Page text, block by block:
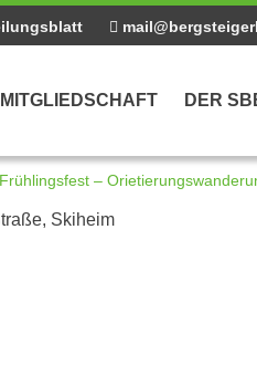
MITGLIEDSCHAFT DER
–
Skiheim